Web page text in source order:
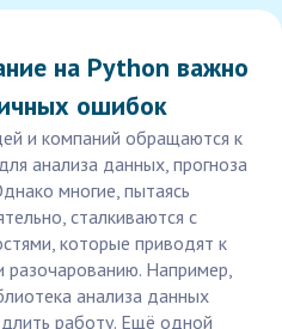
на Python важно
ошибок
и компаний обращаются к
анализа данных, прогноза
многие, пытаясь
сталкиваются с
которые приводят к
Например,
анализа данных
работу. Ещё одной